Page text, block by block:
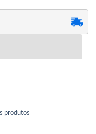
produtos